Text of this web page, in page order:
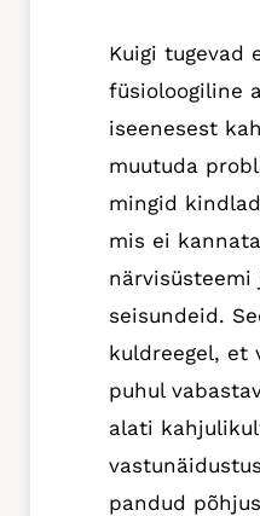
Kuigi tugevad
füsioloogiline
iseenesest
muutuda
mingid
mis ei
seisundeid.
kuldreegel, et
puhul
alati
pandud